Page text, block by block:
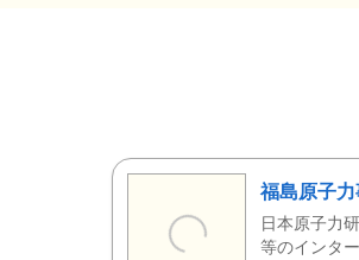
福島原子
日本原子力
等のインタ